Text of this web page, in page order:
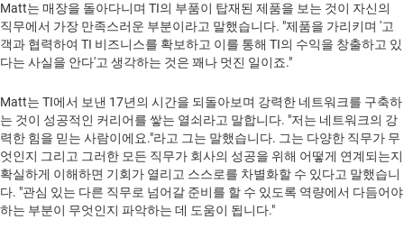
Matt는 매장을 돌아다니며 TI의 부품이 탑재된 제품을 보는 것이 자신의
직무에서 가장 만족스러운 부분이라고 말했습니다. "제품을 가리키며 '고
객과 협력하여 TI 비즈니스를 확보하고 이를 통해 TI의 수익을 창출하고 있
다는 사실을 안다'고 생각하는 것은 꽤나 멋진 일이죠."
Matt는 TI에서 보낸 17년의 시간을 되돌아보며 강력한 네트워크를 구축하
는 것이 성공적인 커리어를 쌓는 열쇠라고 말합니다. "저는 네트워크의 강
력한 힘을 믿는 사람이에요."라고 그는 말했습니다. 그는 다양한 직무가 무
엇인지 그리고 그러한 모든 직무가 회사의 성공을 위해 어떻게 연계되는지
확실하게 이해하면 기회가 열리고 스스로를 차별화할 수 있다고 말했습니
다. "관심 있는 다른 직무로 넘어갈 준비를 할 수 있도록 역량에서 다듬어야
하는 부분이 무엇인지 파악하는 데 도움이 됩니다."